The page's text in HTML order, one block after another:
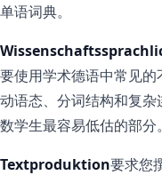
单语词典。
要使用学术德语中常见
动语态、分词结构和复
数学生最容易低估的部分。
Textproduktion要求您